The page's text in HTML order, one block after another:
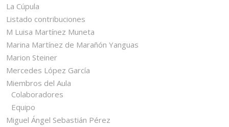
La Cúpula
Listado contribuciones
M Luisa Martínez Muneta
Marina Martínez de Marañón Yanguas
Marion Steiner
Mercedes López García
Miembros del Aula
Colaboradores
Equipo
Miguel Ángel Sebastián Pérez